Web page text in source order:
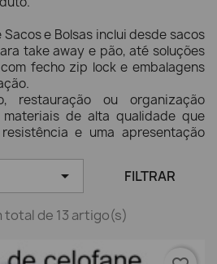
e Bolsas inclui desde sacos
take away e pão, até soluções
fecho zip lock e embalagens
restauração ou organização
de alta qualidade que
e uma apresentação
 FILTRAR
total de 13 artigo(s)